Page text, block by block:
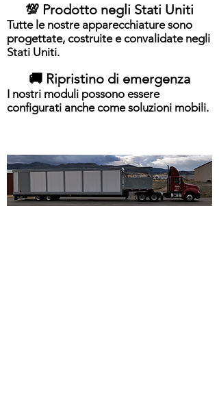
💯 Prodotto negli Stati Uniti
Tutte le nostre apparecchiature sono
progettate, costruite e convalidate negli
Stati Uniti.
🚚 Ripristino di emergenza
I nostri moduli possono essere
configurati anche come soluzioni mobili.